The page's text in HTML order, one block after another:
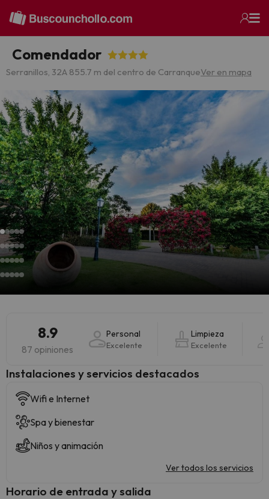
Comendador
Serranillos, 32A 855.7 m del centro de CarranqueVer en mapa
8.9
87 opiniones
Personal
Excelente
Limpieza
Excelente
Instalaciones y servicios destacados
Wifi e Internet
Spa y bienestar
Niños y animación
Ver todos los servicios
Horario de entrada y salida